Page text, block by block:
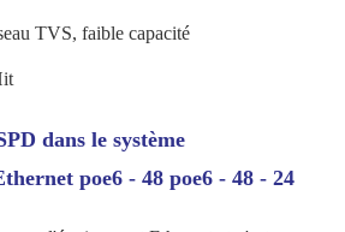
TVS, faible capacité
dans le système
poe6 - 48 poe6 - 48 - 24